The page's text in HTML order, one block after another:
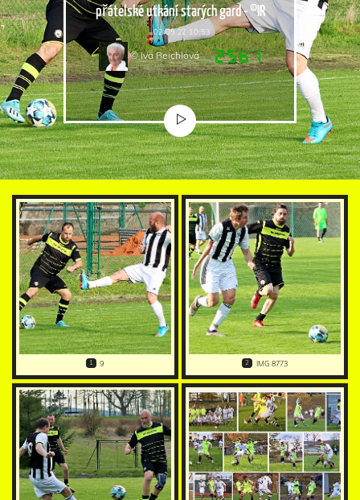
přátelské utkání starých gard - ©IR
02.05.22 10:53
© Iva Reichlová
1 9 2 IMG 8773